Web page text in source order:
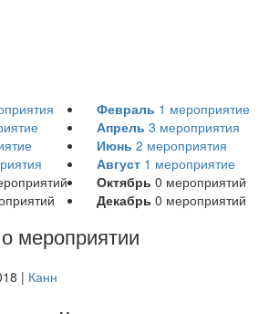
Февраль 1 мероприятие
Апрель 3 мероприятия
Июнь 2 мероприятия
Август 1 мероприятие
Октябрь 0 мероприятий
Декабрь 0 мероприятий
мероприятии
| Канн